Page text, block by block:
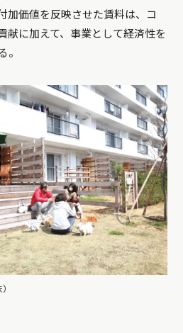
加価値を反映させた賃料は、コ
献に加えて、事業として経済性を
。